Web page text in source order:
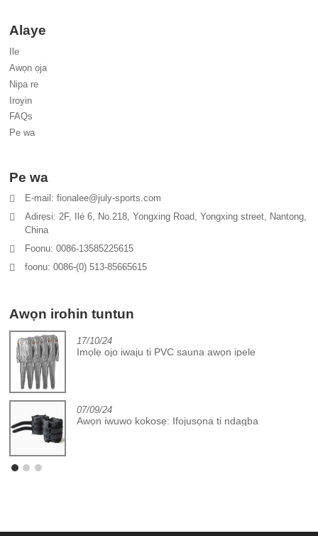
Alaye
Ile
Awọn ọja
Nipa re
Iroyin
FAQs
Pe wa
Pe wa
E-mail: fionalee@july-sports.com
Adirẹsi: 2F, Ilé 6, No.218, Yongxing Road, Yongxing street, Nantong,
China
Foonu: 0086-13585225615
foonu: 0086-(0) 513-85665615
Awọn irohin tuntun
17/10/24
Imọlẹ ojo iwaju ti PVC sauna awọn ipele
07/09/24
Awọn iwuwo kokosẹ: Ifojusọna ti ndagba